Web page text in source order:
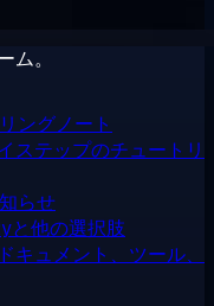
。
ングノート
ステップのチュートリ
らせ
と他の選択肢
キュメント、ツール、